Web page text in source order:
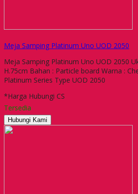
Meja Samping Platinum Uno UOD 2050
Meja Samping Platinum Uno UOD 2050
H.75cm Bahan : Particle board Warna :
Platinum Series Type UOD 2050
*Harga Hubungi CS
Tersedia
Hubungi Kami